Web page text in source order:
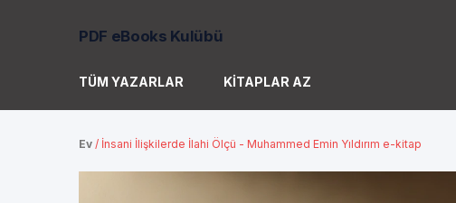
PDF eBooks Kulübü
TÜM YAZARLAR KITAPLAR AZ
Ev / İnsani İlişkilerde İlahi Ölçü - Muhammed Emin Yıldırım e-kitap